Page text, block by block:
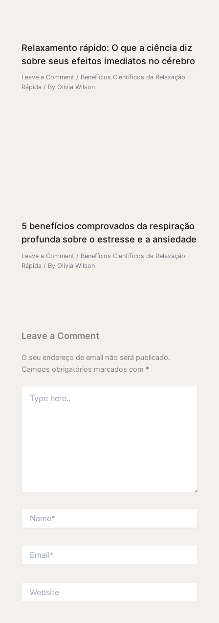
Relaxamento rápido: O que a ciência diz
sobre seus efeitos imediatos no cérebro
Leave a Comment / Benefícios Científicos da Relaxação
Rápida / ByOlivia Wilson
5 benefícios comprovados da respiração
profunda sobre o estresse e a ansiedade
Leave a Comment / Benefícios Científicos da Relaxação
Rápida / ByOlivia Wilson
Leave a Comment
O seu endereço de email não será publicado.
Campos obrigatórios marcados com *
here..